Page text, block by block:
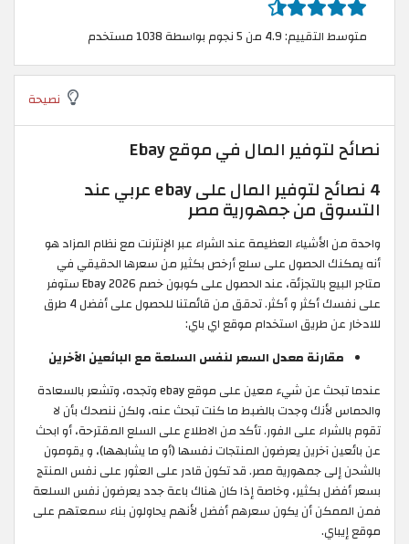
متوسط التقييم: 4.9 من 5 نجوم بواسطة 1038 مستخدم
نصيحة
نصائح لتوفير المال في موقع Ebay
4 نصائح لتوفير المال على ebay عربي عند
التسوق من جمهورية مصر
واحدة من الأشياء العظيمة عند الشراء عبر الإنترنت مع نظام المزاد هو
أنه يمكنك الحصول على سلع أرخص بكثير من سعرها الحقيقي في
متاجر البيع بالتجزئة، عند الحصول على كوبون خصم Ebay 2026 ستوفر
على نفسك أكثر و أكثر. تحقق من قائمتنا للحصول على أفضل 4 طرق
للادخار عن طريق استخدام موقع اي باي:
مقارنة معدل السعر لنفس السلعة مع البائعين الآخرين
عندما تبحث عن شيء معين على موقع ebay وتجده، وتشعر بالسعادة
والحماس لأنك وجدت بالضبط ما كنت تبحث عنه، ولكن ننصحك بأن لا
تقوم بالشراء على الفور. تأكد من الاطلاع على السلع المقترحة، أو ابحث
عن بائعين آخرين يعرضون المنتجات نفسها (أو ما يشابهها)، و يقومون
بالشحن إلى جمهورية مصر. قد تكون قادر على العثور على نفس المنتج
بسعر أفضل بكثير، وخاصة إذا كان هناك باعة جدد يعرضون نفس السلعة
فمن الممكن أن يكون سعرهم أفضل لأنهم يحاولون بناء سمعتهم على
موقع إيباي.